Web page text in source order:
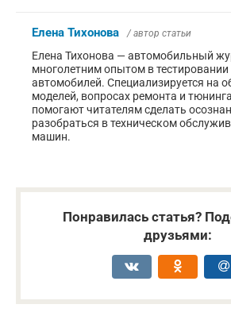
Елена Тихонова / автор статьи
Елена Тихонова — автомобильный
многолетним опытом в тестировании
автомобилей. Специализируется на
моделей, вопросах ремонта и
помогают читателям сделать
разобраться в техническом
машин.
Понравилась статья?
друзьями: